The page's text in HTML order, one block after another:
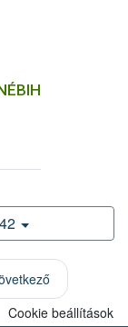
Cookie beállítások